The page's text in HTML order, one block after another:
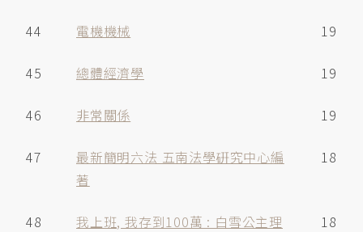
44 電機機械 19
45 總體經濟學 19
46 非常關係 19
47
最新簡明六法 五南法學硏究中心編
著
18
48
我上班, 我存到100萬 : 白雪公主理
18